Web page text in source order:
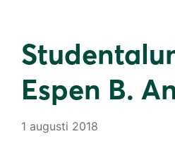
Espen B.
1 augusti 2018